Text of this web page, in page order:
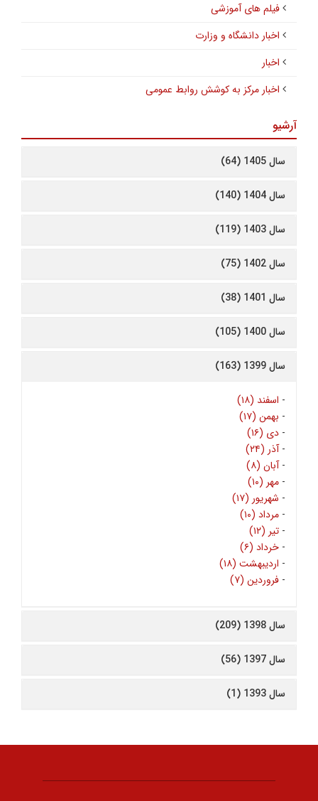
فیلم های آموزشی
اخبار دانشگاه و وزارت
اخبار
اخبار مرکز به کوشش روابط عمومی
آرشیو
سال 1405 (64)
سال 1404 (140)
سال 1403 (119)
سال 1402 (75)
سال 1401 (38)
سال 1400 (105)
سال 1399 (163)
- اسفند (۱۸)
- بهمن (۱۷)
- دی (۱۶)
-آذر (۲۴)
-آبان (۸)
- مهر (۱۰)
- شهریور (۱۷)
- مرداد (۱۰)
- تیر (۱۲)
- خرداد (۶)
- اردیبهشت (۱۸)
- فروردین (۷)
سال 1398 (209)
سال 1397 (56)
سال 1393 (1)